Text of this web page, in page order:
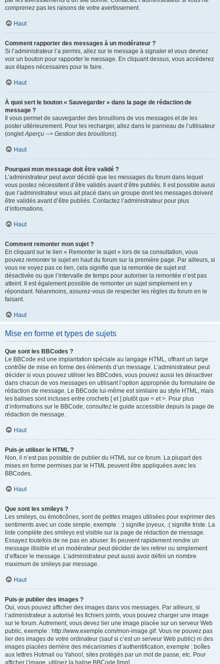
comprenez pas les raisons de votre avertissement.
Haut
Comment rapporter des messages à un modérateur ?
Si l’administrateur l’a permis, allez sur le message à signaler et vous devriez
voir un bouton pour rapporter le message. En cliquant dessus, vous accéderez
aux étapes nécessaires pour le faire.
Haut
À quoi sert le bouton « Sauvegarder » dans la page de rédaction de
message ?
Il vous permet de sauvegarder des brouillons de vos messages et de les
poster ultérieurement. Pour les recharger, allez dans le panneau de l’utilisateur
(ongletAperçu --> Gestion des brouillons).
Haut
Pourquoi mon message doit être validé ?
L’administrateur peut avoir décidé que les messages du forum dans lequel
vous postez nécessitent d’être validés avant d’être publiés. Il est possible aussi
que l’administrateur vous ait placé dans un groupe dont les messages doivent
être validés avant d’être publiés. Contactez l’administrateur pour plus
d’informations.
Haut
Comment remonter mon sujet ?
En cliquant sur le lien « Remonter le sujet » lors de sa consultation, vous
pouvez remonterle sujet en haut du forum sur la première page. Par ailleurs, si
vous ne voyez pas ce lien, cela signifie que la remontée de sujet est
désactivée ou que l’intervalle de temps pour autoriser la remontée n’est pas
atteint. Il est également possible de remonter un sujet simplement en y
répondant. Néanmoins, assurez-vous de respecter les règles du forum en le
faisant.
Haut
Mise en forme et types de sujets
Que sont les BBCodes ?
Le BBCode est une implantation spéciale au langage HTML, offrant un large
contrôle de mise en forme des éléments d’un message. L’administrateur peut
décider si vous pouvez utiliser les BBCodes, vous pouvez aussi les désactiver
dans chacun de vos messages en utilisant l’option appropriée du formulaire de
rédaction de message. Le BBCode lui-même est similaire au style HTML, mais
les balises sont incluses entre crochets [ et ] plutôt que < et >. Pour plus
d’informations sur le BBCode, consultez le guide accessible depuis la page de
rédaction de message.
Haut
Puis-je utiliser le HTML ?
Non, il n’est pas possible de publier du HTML sur ce forum. La plupart des
mises en forme permises par le HTML peuvent être appliquées avec les
BBCodes.
Haut
Que sont les smileys ?
Les smileys, ou émoticônes, sont de petites images utilisées pour exprimer des
sentiments avec un code simple, exemple : :) signifie joyeux, :( signifie triste. La
liste complète des smileys est visible sur la page de rédaction de message.
Essayez toutefois de ne pas en abuser. Ils peuvent rapidement rendre un
message illisible et un modérateur peut décider de les retirer ou simplement
d’effacer le message. L’administrateur peut aussi avoir défini un nombre
maximum de smileys par message.
Haut
Puis-je publier des images ?
Oui, vous pouvez afficher des images dans vos messages. Par ailleurs, si
l’administrateur a autorisé les fichiers joints, vous pouvez charger une image
sur le forum. Autrement, vous devez lier une image placée sur un serveur Web
public, exemple : http://www.exemple.com/mon-image.gif. Vous ne pouvez pas
lier des images de votre ordinateur (sauf si c’est un serveur Web public) ni des
images placées derrière des mécanismes d’authentification, exemple : boîtes
aux lettres Hotmail ou Yahoo!, sites protégés par un mot de passe, etc. Pour
afficher l’image, utilisez la balise BBCode [img].